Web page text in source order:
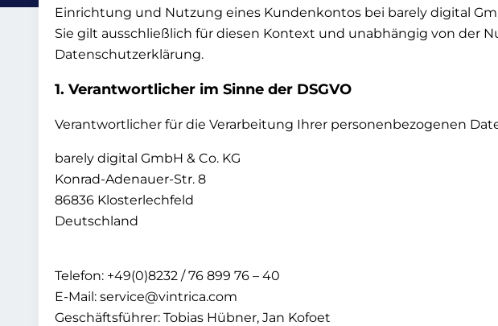
Einrichtung und Nutzung eines Kundenkontos bei barely digital
Sie gilt ausschließlich für diesen Kontext und unabhängig von der
Datenschutzerklärung.
1. Verantwortlicher im Sinne der DSGVO
Verantwortlicher für die Verarbeitung Ihrer personenbezogenen
barely digital GmbH & Co. KG
Konrad-Adenauer-Str. 8
86836 Klosterlechfeld
Deutschland
Telefon: +49(0)8232 / 76 899 76 – 40
E-Mail: service@vintrica.com
Geschäftsführer: Tobias Hübner, Jan Kofoet